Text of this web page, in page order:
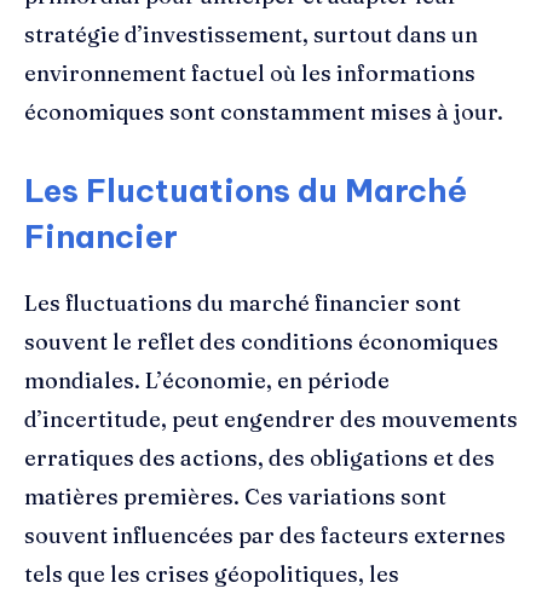
stratégie d’investissement, surtout dans un
environnement factuel où les informations
économiques sont constamment mises à jour.
Les Fluctuations du Marché
Financier
Les fluctuations du marché financier sont
souvent le reflet des conditions économiques
mondiales. L’économie, en période
d’incertitude, peut engendrer des mouvements
erratiques des actions, des obligations et des
matières premières. Ces variations sont
souvent influencées par des facteurs externes
tels que les crises géopolitiques, les